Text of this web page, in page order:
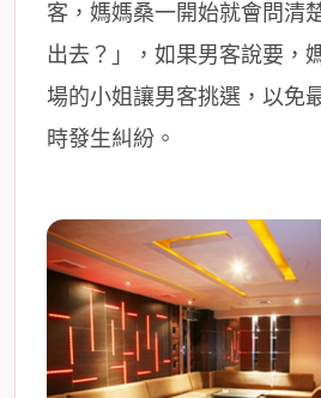
客，媽媽桑一開始就會問清
出去？」，如果男客說要，
場的小姐讓男客挑選，以免
時發生糾紛。